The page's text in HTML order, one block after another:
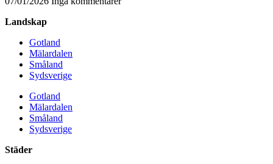
Landskap
Gotland
Mälardalen
Småland
Sydsverige
Gotland
Mälardalen
Småland
Sydsverige
Städer